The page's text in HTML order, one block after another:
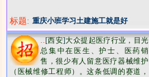
标题: 重庆小班学习土建施工就是好
..[西安]大众提起医疗行业，目光
总集中在医生、护士、医药销
售，很少有人留意医疗器械维护
（医械维修工程师）。这条低调的赛道，